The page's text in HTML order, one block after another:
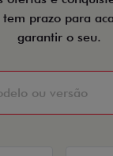
prazo para
garantir o seu.